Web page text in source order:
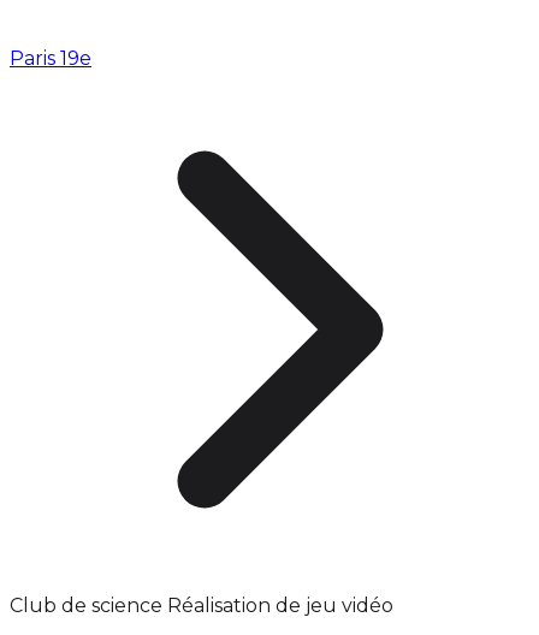
Paris 19e
Club de science Réalisation de jeu vidéo